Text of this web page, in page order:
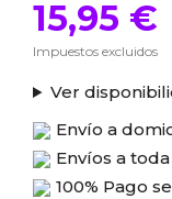
15,95 €
Impuestos excluidos
Ver
Envío a
Envíos a
100% Pago